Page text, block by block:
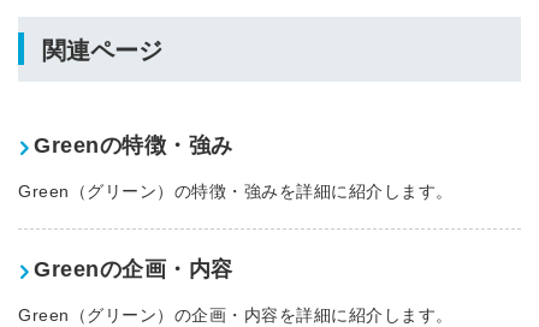
関連ページ
Greenの特徴・強み
Green（グリーン）の特徴・強みを詳細に紹介します。
Greenの企画・内容
Green（グリーン）の企画・内容を詳細に紹介します。